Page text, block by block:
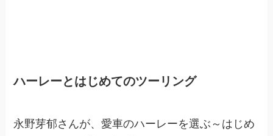
ハーレーとはじめてのツーリング
永野芽郁さんが、愛車のハーレーを選ぶ～はじめ